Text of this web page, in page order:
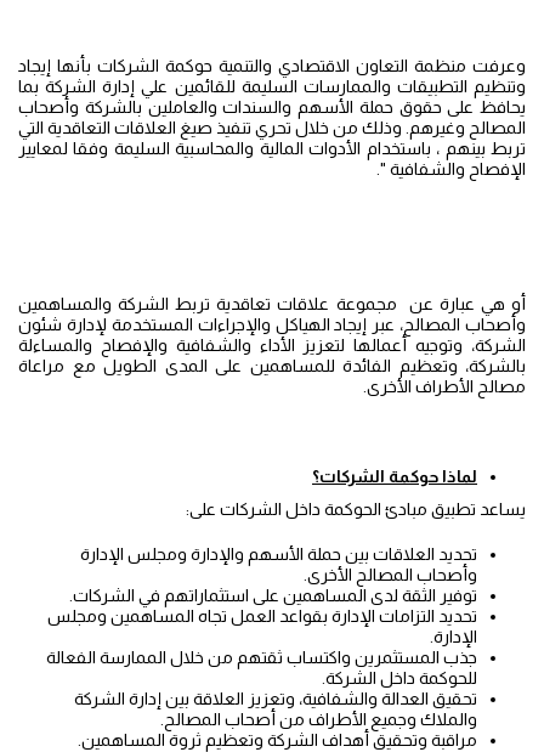
وعرفت منظمة التعاون الاقتصادي والتنمية حوكمة الشركات بأنها إيجاد
وتنظيم التطبيقات والممارسات السليمة للقائمين علي إدارة الشركة بما
يحافظ على حقوق حملة الأسهم والسندات والعاملين بالشركة وأصحاب
المصالح وغيرهم. وذلك من خلال تحري تنفيذ صيغ العلاقات التعاقدية التي
تربط بينهم ، باستخدام الأدوات المالية والمحاسبية السليمة وفقا لمعايير
الإفصاح والشفافية ".
أو هي عبارة عن مجموعة علاقات تعاقدية تربط الشركة والمساهمين
وأصحاب المصالح، عبر إيجاد الهياكل والإجراءات المستخدمة لإدارة شئون
الشركة، وتوجيه أعمالها لتعزيز الأداء والشفافية والإفصاح والمساءلة
بالشركة، وتعظيم الفائدة للمساهمين على المدى الطويل مع مراعاة
مصالح الأطراف الأخرى.
لماذا حوكمة الشركات؟
يساعد تطبيق مبادئ الحوكمة داخل الشركات على:
تحديد العلاقات بين حملة الأسهم والإدارة ومجلس الإدارة
وأصحاب المصالح الأخرى.
توفير الثقة لدى المساهمين على استثماراتهم في الشركات.
تحديد التزامات الإدارة بقواعد العمل تجاه المساهمين ومجلس
الإدارة.
جذب المستثمرين واكتساب ثقتهم من خلال الممارسة الفعالة
للحوكمة داخل الشركة.
تحقيق العدالة والشفافية، وتعزيز العلاقة بين إدارة الشركة
والملاك وجميع الأطراف من أصحاب المصالح.
مراقبة وتحقيق أهداف الشركة وتعظيم ثروة المساهمين.